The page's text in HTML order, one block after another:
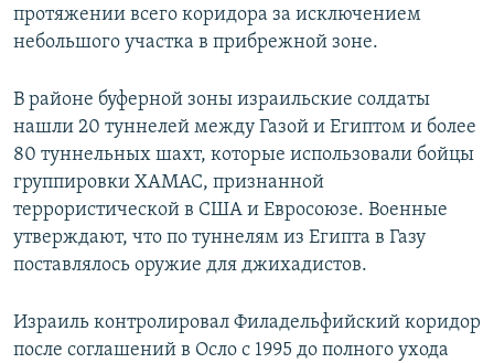
протяжении всего коридора за исключением
небольшого участка в прибрежной зоне.
В районе буферной зоны израильские солдаты
нашли 20 туннелей между Газой и Египтом и более
80 туннельных шахт, которые использовали бойцы
группировки ХАМАС, признанной
террористической в США и Евросоюзе. Военные
утверждают, что по туннелям из Египта в Газу
поставлялось оружие для джихадистов.
Израиль контролировал Филадельфийский коридор
после соглашений в Осло с 1995 до полного ухода